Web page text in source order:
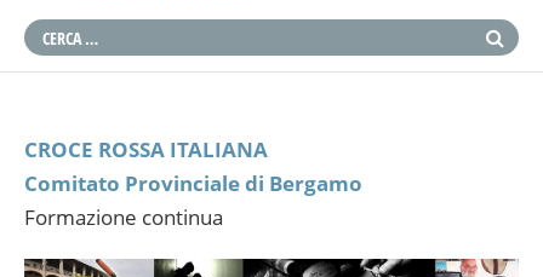
CROCE ROSSA ITALIANA
Comitato Provinciale di Bergamo
Formazione continua